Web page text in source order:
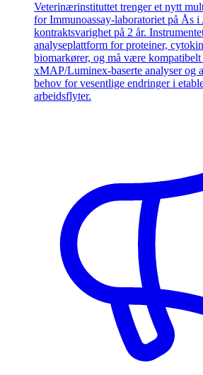
Veterinærinstituttet trenger et nytt
for Immunoassay-laboratoriet på Ås i
kontraktsvarighet på 2 år.
analyseplattform for proteiner,
biomarkører, og må være kompatibelt
xMAP/Luminex-baserte analyser og
behov for vesentlige endringer i
arbeidsflyter.